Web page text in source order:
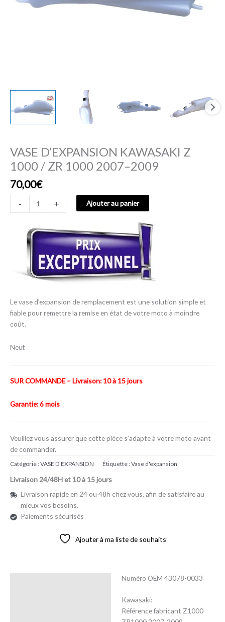
VASE D’EXPANSION KAWASAKI Z
1000 / ZR 1000 2007–2009
70,00€
-
2009
+ Ajouter au panier
Le vase d’expansion de remplacement est une solution simple et
fiable pour remettre la remise en état de votre moto à moindre
coût.
Neuf.
SUR COMMANDE – Livraison: 10 à 15 jours
Garantie: 6 mois
Veuillez vous assurer que cette pièce s’adapte à votre moto avant
de commander.
Catégorie :VASE D’EXPANSION Étiquette :Vase d'expansion
Livraison 24/48H et 10 à 15 jours
Livraison rapide en 24 ou 48h chez vous, afin de satisfaire au
mieux vos besoins.
Paiements sécurisés
Ajouter à ma liste de souhaits
Numéro OEM 43078-0033
Kawasaki:
Référence fabricant Z1000